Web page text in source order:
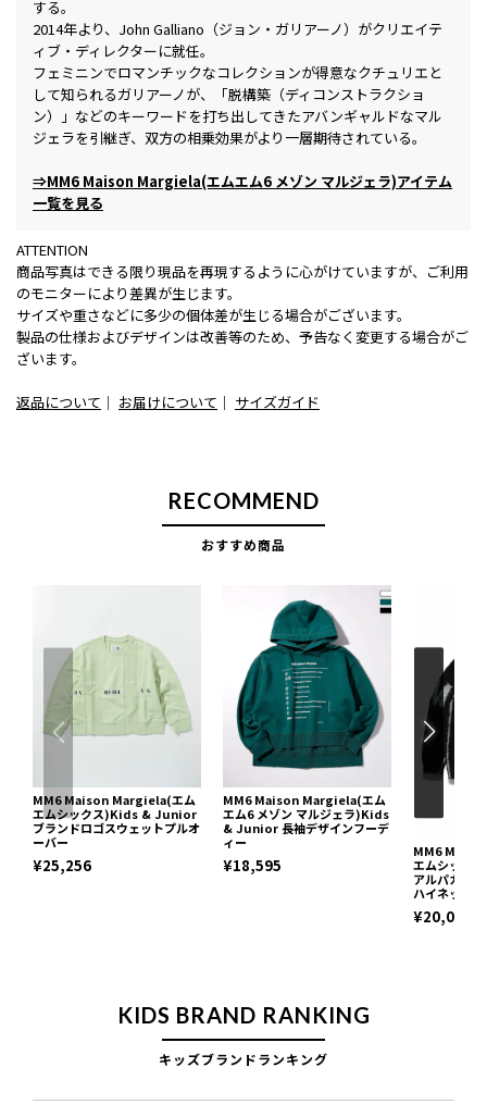
する。
2014年より、John Galliano（ジョン・ガリアーノ）がクリエイテ
ィブ・ディレクターに就任。
フェミニンでロマンチックなコレクションが得意なクチュリエと
して知られるガリアーノが、「脱構築（ディコンストラクショ
ン）」などのキーワードを打ち出してきたアバンギャルドなマル
ジェラを引継ぎ、双方の相乗効果がより一層期待されている。
⇒MM6 Maison Margiela(エムエム6 メゾン マルジェラ)アイテム
一覧を見る
ATTENTION
商品写真はできる限り現品を再現するように心がけていますが、ご利用
のモニターにより差異が生じます。
サイズや重さなどに多少の個体差が生じる場合がございます。
製品の仕様およびデザインは改善等のため、予告なく変更する場合がご
ざいます。
返品について ｜ お届けについて ｜ サイズガイド
RECOMMEND
おすすめ商品
MM6 Maison Margiela(エム
エムシックス)Kids & Junior
ブランドロゴスウェットプルオ
ーバー
¥25,256
MM6 Maison Margiela(エム
エム6 メゾン マルジェラ)Kids
& Junior 長袖デザインフーデ
ィー
¥18,595
MM6
エムシック
アルパカブ
ハイネック
¥20,020
KIDS BRAND RANKING
キッズブランドランキング